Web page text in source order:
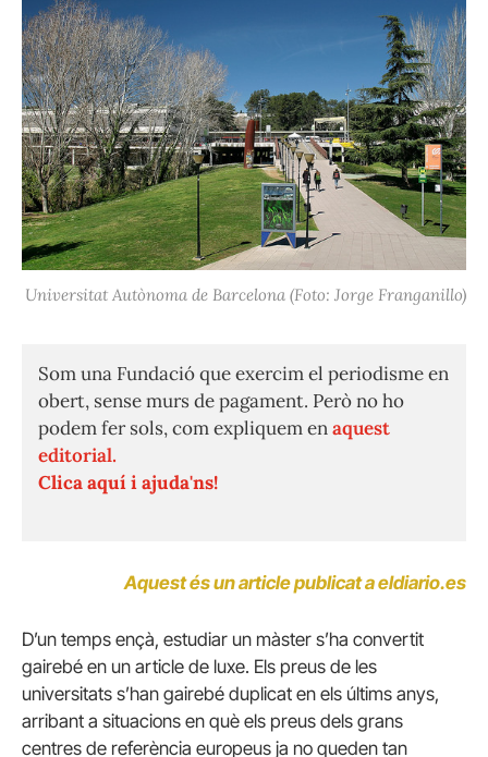
Universitat Autònoma de Barcelona (Foto: Jorge Franganillo)
Som una Fundació que exercim el periodisme en
obert, sense murs de pagament. Però no ho
podem fer sols, com expliquem enaquest
editorial.
Clica aquí i ajuda'ns!
Aquest és un article publicat a eldiario.es
D’un temps ençà, estudiar un màster s’ha convertit
gairebé en un article de luxe. Els preus de les
universitats s’han gairebé duplicat en els últims anys,
arribant a situacions en què els preus dels grans
centres de referència europeus ja no queden tan